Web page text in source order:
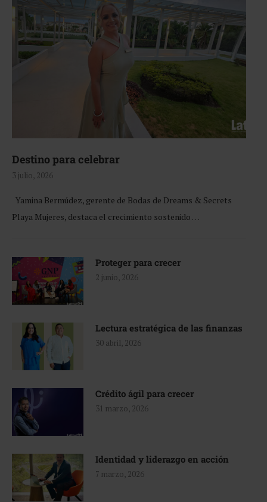
Destino para celebrar
3 julio, 2026
Yamina Bermúdez, gerente de Bodas de Dreams & Secrets
Playa Mujeres, destaca el crecimiento sostenido …
Proteger para crecer
2 junio, 2026
Lectura estratégica de las finanzas
30 abril, 2026
Crédito ágil para crecer
31 marzo, 2026
Identidad y liderazgo en acción
7 marzo, 2026